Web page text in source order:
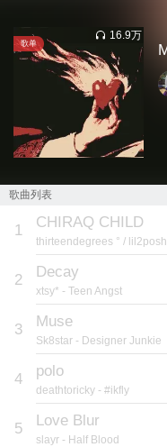
歌单
16.9万
歌曲列表
1 CHIRAQ CHILD
thirteendegrees ° / lil2posh
2 Decay
xtsy* - Teen Angst
3 Muse
Sk8star - Designer Junkie
4 polo
deathtoricky - #ikfly
5 Love Blur
slayr - Half Blood